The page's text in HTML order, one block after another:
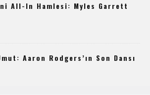
All-In Hamlesi: Myles Garrett
Aaron Rodgers’ın Son Dansı